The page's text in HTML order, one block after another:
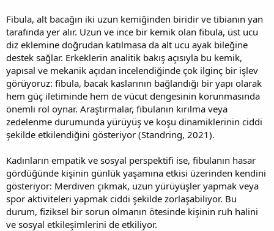
Fibula, alt bacağın iki uzun kemiğinden biridir ve tibianın yan
tarafında yer alır. Uzun ve ince bir kemik olan fibula, üst ucu
diz eklemine doğrudan katılmasa da alt ucu ayak bileğine
destek sağlar. Erkeklerin analitik bakış açısıyla bu kemik,
yapısal ve mekanik açıdan incelendiğinde çok ilginç bir işlev
görüyoruz: fibula, bacak kaslarının bağlandığı bir yapı olarak
hem güç iletiminde hem de vücut dengesinin korunmasında
önemli rol oynar. Araştırmalar, fibulanın kırılma veya
zedelenme durumunda yürüyüş ve koşu dinamiklerinin ciddi
şekilde etkilendiğini gösteriyor (Standring, 2021).
Kadınların empatik ve sosyal perspektifi ise, fibulanın hasar
gördüğünde kişinin günlük yaşamına etkisi üzerinden kendini
gösteriyor: Merdiven çıkmak, uzun yürüyüşler yapmak veya
spor aktiviteleri yapmak ciddi şekilde zorlaşabiliyor. Bu
durum, fiziksel bir sorun olmanın ötesinde kişinin ruh halini
ve sosyal etkileşimlerini de etkiliyor.